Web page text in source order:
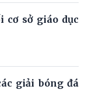
cơ sở giáo dục
giải bóng đá